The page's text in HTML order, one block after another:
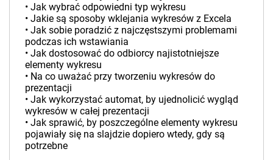
• Jak wybrać odpowiedni typ wykresu
• Jakie są sposoby wklejania wykresów z Excela
• Jak sobie poradzić z najczęstszymi problemami
podczas ich wstawiania
• Jak dostosować do odbiorcy najistotniejsze
elementy wykresu
• Na co uważać przy tworzeniu wykresów do
prezentacji
• Jak wykorzystać automat, by ujednolicić wygląd
wykresów w całej prezentacji
• Jak sprawić, by poszczególne elementy wykresu
pojawiały się na slajdzie dopiero wtedy, gdy są
potrzebne